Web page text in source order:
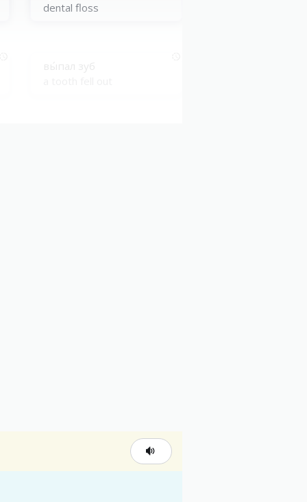
dental floss